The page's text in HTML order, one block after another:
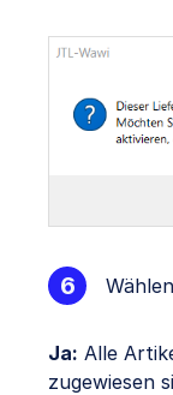
Ja: Alle
zugewiesen